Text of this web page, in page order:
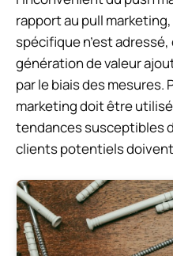
rapport au pull
spécifique n’est
génération de valeur
par le biais des mesures.
marketing doit être
tendances susceptibles
clients potentiels